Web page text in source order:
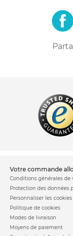
votre commande
Conditions générales de
Protection des données
Personnaliser les cookies
Politique de cookies
Modes de livraison
Moyens de paiement